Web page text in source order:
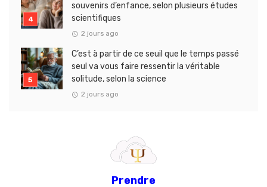
souvenirs d’enfance, selon plusieurs études
scientifiques
2 jours ago
C’est à partir de ce seuil que le temps passé
seul va vous faire ressentir la véritable
solitude, selon la science
2 jours ago
Prendre